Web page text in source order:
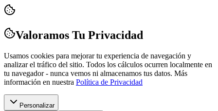
Valoramos Tu Privacidad
Usamos cookies para mejorar tu experiencia de navegación y
analizar el tráfico del sitio. Todos los cálculos ocurren localmente en
tu navegador - nunca vemos ni almacenamos tus datos. Más
información en nuestra Política de Privacidad
Personalizar